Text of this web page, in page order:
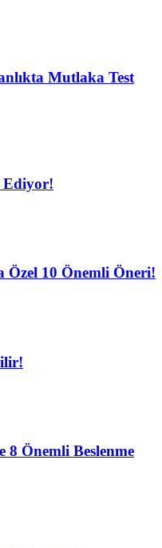
Mutlaka Test
Ediyor!
Özel 10 Önemli Öneri!
Önemli Beslenme